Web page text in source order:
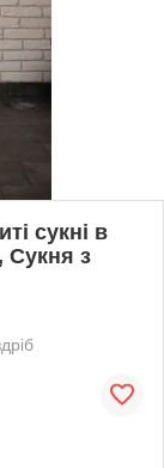
сукні в
Сукня з